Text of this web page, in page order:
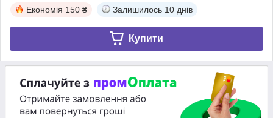
Економія 150 ₴ Залишилось 10 днів
Купити